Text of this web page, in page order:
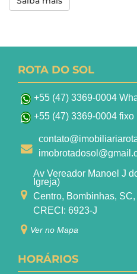
ROTA DO SOL
+55 (47) 3369-0004
+55 (47) 3369-0004 fixo
Av Vereador Manoel J
Igreja)
Centro, Bombinhas, SC,
CRECI: 6923-J
Ver no Mapa
HORÁRIOS